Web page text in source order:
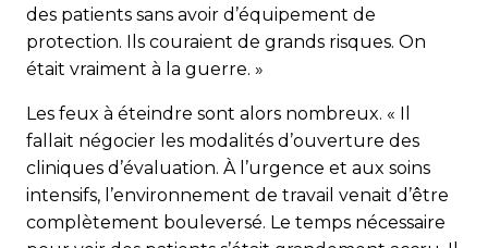
des patients sans avoir d’équipement de
protection. Ils couraient de grands risques. On
était vraiment à la guerre. »
Les feux à éteindre sont alors nombreux. « Il
fallait négocier les modalités d’ouverture des
cliniques d’évaluation. À l’urgence et aux soins
intensifs, l’environnement de travail venait d’être
complètement bouleversé. Le temps nécessaire